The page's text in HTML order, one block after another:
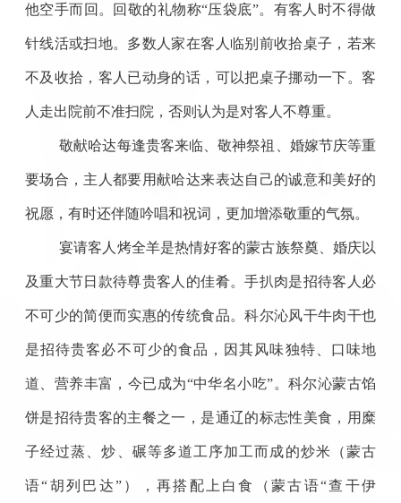
他空手而回。回敬的礼物称“压袋底”。有客人时不得做
针线活或扫地。多数人家在客人临别前收拾桌子，若来
不及收拾，客人已动身的话，可以把桌子挪动一下。客
人走出院前不准扫院，否则认为是对客人不尊重。
敬献哈达每逢贵客来临、敬神祭祖、婚嫁节庆等重
要场合，主人都要用献哈达来表达自己的诚意和美好的
祝愿，有时还伴随吟唱和祝词，更加增添敬重的气氛。
宴请客人烤全羊是热情好客的蒙古族祭奠、婚庆以
及重大节日款待尊贵客人的佳肴。手扒肉是招待客人必
不可少的简便而实惠的传统食品。科尔沁风干牛肉干也
是招待贵客必不可少的食品，因其风味独特、口味地
道、营养丰富，今已成为“中华名小吃”。科尔沁蒙古馅
饼是招待贵客的主餐之一，是通辽的标志性美食，用糜
子经过蒸、炒、碾等多道工序加工而成的炒米（蒙古
语“胡列巴达”），再搭配上白食（蒙古语“查干伊